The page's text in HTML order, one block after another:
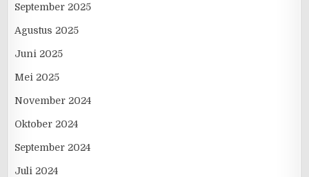
September 2025
Agustus 2025
Juni 2025
Mei 2025
November 2024
Oktober 2024
September 2024
Juli 2024